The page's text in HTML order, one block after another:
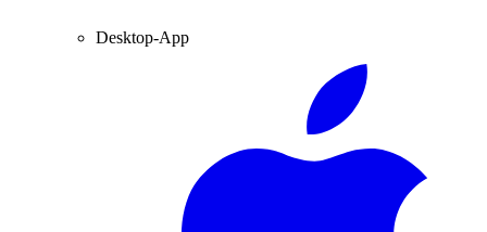
Desktop-App